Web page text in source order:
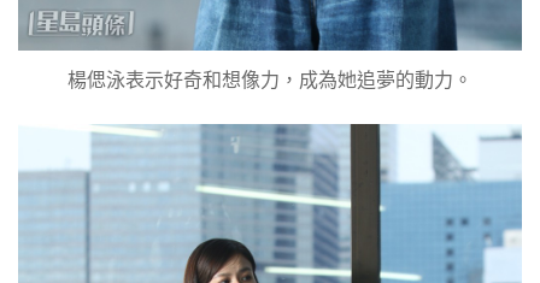
楊偲泳表示好奇和想像力，成為她追夢的動力。